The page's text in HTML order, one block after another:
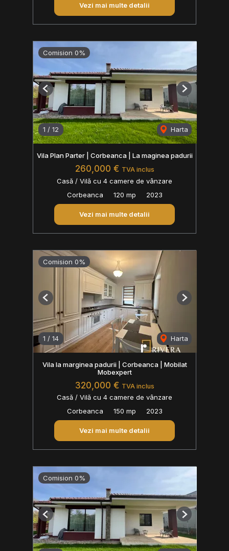
Vezi mai multe detalii
Comision 0%
1 / 12 Harta
Previous Next
Vila Plan Parter | Corbeanca | La maginea padurii
260,000 € TVA inclus
Casă / Vilă cu 4 camere de vânzare
Corbeanca
120 mp 2023
Vezi mai multe detalii
Comision 0%
1 / 14 Harta
Previous Next
Vila la marginea padurii | Corbeanca | Mobilat
Mobexpert
320,000 € TVA inclus
Casă / Vilă cu 4 camere de vânzare
Corbeanca
150 mp 2023
Vezi mai multe detalii
Comision 0%
Previous Next